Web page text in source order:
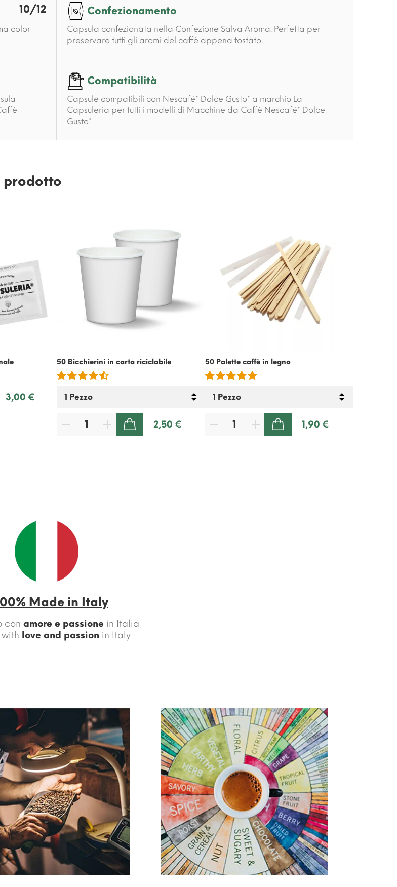
10/12
color
Confezionamento
Capsula confezionata nella Confezione Salva Aroma. Perfetta per
preservare tutti gli aromi del caffè appena tostato.
Compatibilità
Capsule compatibili con Nescafé* Dolce Gusto* a marchio La
Capsuleria per tutti i modelli di Macchine da Caffè Nescafé* Dolce
Gusto*
prodotto
3,00 €
50 Bicchierini in carta riciclabile
2,50 €
50 Palette caffè in legno
1,90 €
Made in Italy
con amore e passione in Italia
love and passion in Italy